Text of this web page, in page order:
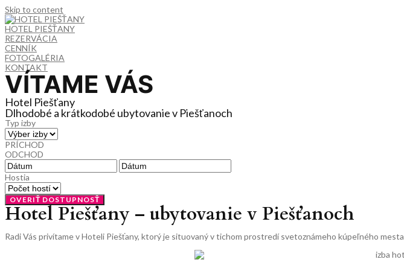
Skip to content
HOTEL PIEŠŤANY
REZERVÁCIA
CENNÍK
FOTOGALÉRIA
KONTAKT
VÍTAME VÁS
Hotel Piešťany
Dlhodobé a krátkodobé ubytovanie v Piešťanoch
Typ izby
PRÍCHOD
ODCHOD
Hostia
OVERIŤ DOSTUPNOSŤ
Hotel Piešťany – ubytovanie v Piešťanoch
Radi Vás privítame v Hoteli Piešťany, ktorý je situovaný v tichom prostredí svetoznámeho kúpeľného mesta